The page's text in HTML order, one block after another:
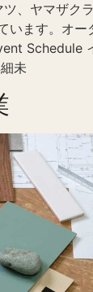
、ヤマザク
います。オー
Schedule
未